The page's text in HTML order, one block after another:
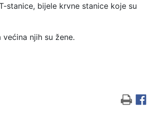
stanice, bijele krvne stanice koje su
njih su žene.